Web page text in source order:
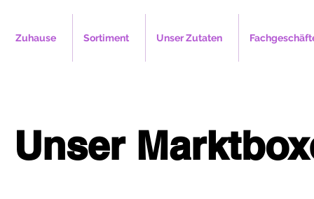
Zuhause Sortiment Unser Zutaten
Unser